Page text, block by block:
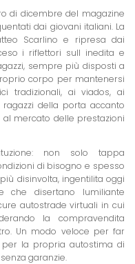
di dicembre del magazine
dai giovani italiani. La
Scarlino e ripresa dai
i riflettori sull inedita e
sempre più disposti a
corpo per mantenersi
tradizionali, ai viados, ai
della porta accanto
mercato delle prestazioni
non solo tappa
di bisogno e spesso
disinvolta, ingentilita oggi
disertano lumiliante
autostrade virtuali in cui
la compravendita
Un modo veloce per far
la propria autostima di
garanzie.